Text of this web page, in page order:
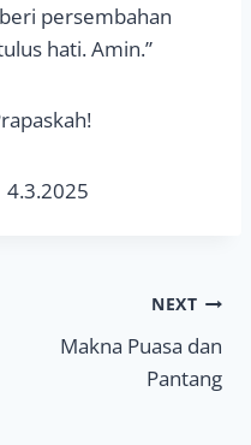
persembahan
hati. Amin.”
4.3.2025
NEXT
Makna Puasa dan
Pantang